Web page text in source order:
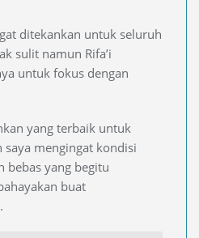
ditekankan untuk seluruh
sulit namun Rifa’i
untuk fokus dengan
yang terbaik untuk
mengingat kondisi
bebas yang begitu
buat